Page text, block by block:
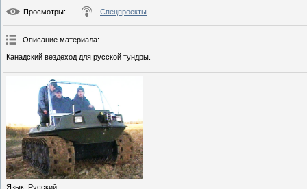
Просмотры: Спецпроекты
Описание материала:
Канадский вездеход для русской тундры.
Язык: Русский